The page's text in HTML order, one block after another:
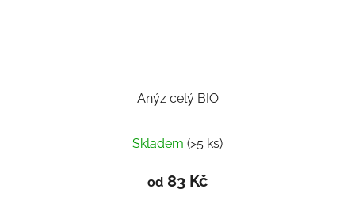
Anýz celý BIO
Skladem (>5 ks)
od 83 Kč